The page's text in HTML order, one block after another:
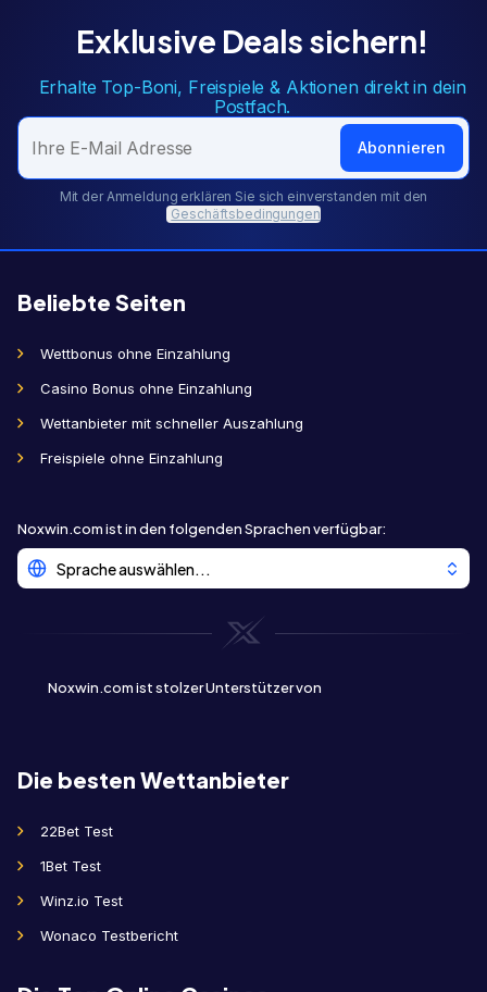
Exklusive Deals sichern!
Erhalte Top-Boni, Freispiele & Aktionen direkt in dein
Postfach.
Abonnieren
Mit der Anmeldung erklären Sie sich einverstanden mit den
Geschäftsbedingungen
Beliebte Seiten
Wettbonus ohne Einzahlung
Casino Bonus ohne Einzahlung
Wettanbieter mit schneller Auszahlung
Freispiele ohne Einzahlung
Die besten Wettanbieter
22Bet Test
1Bet Test
Winz.io Test
Wonaco Testbericht
Noxwin.com ist in den folgenden Sprachen verfügbar:
Sprache auswählen...
Noxwin.com ist stolzer Unterstützer von